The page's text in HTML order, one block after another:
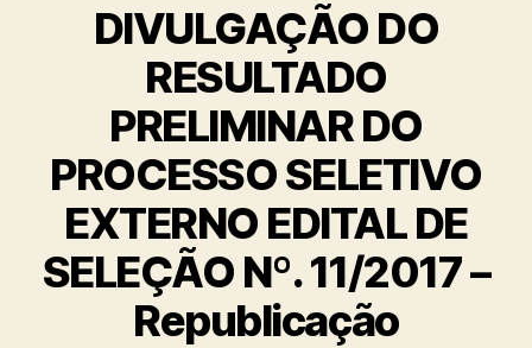
DIVULGAÇÃO DO
RESULTADO
PRELIMINAR DO
PROCESSO SELETIVO
EXTERNO EDITAL DE
SELEÇÃO Nº. 11/2017 –
Republicação